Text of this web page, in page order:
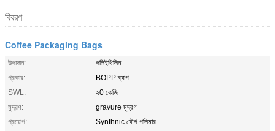
বিবরণ
Coffee Packaging Bags
উপাদান:
পলিইথিলিন
প্রকার:
BOPP ব্যাগ
SWL:
২0 কেজি
মুদ্রণ:
gravure মুদ্রণ
প্রয়োগ:
Synthnic যৌগ পলিমার